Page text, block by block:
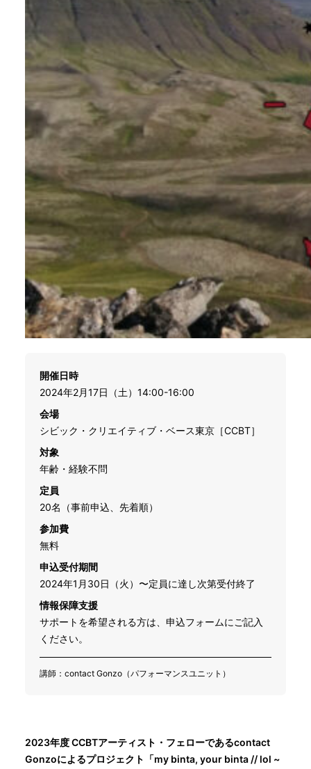
開催日時
2024年2月17日（土）14:00-16:00
会場
シビック・クリエイティブ・ベース東京［CCBT］
対象
年齢・経験不問
定員
20名（事前申込、先着順）
参加費
無料
申込受付期間
2024年1月30日（火）〜定員に達し次第受付終了
情報保障支援
サポートを希望される方は、申込フォームにご記入
ください。
講師：contact Gonzo（パフォーマンスユニット）
2023年度 CCBTアーティスト・フェローであるcontact
Gonzoによるプロジェクト「my binta, your binta // lol ~